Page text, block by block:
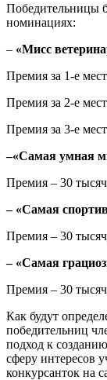
Победительницы
номинациях:
– «Мисс
Премия за 1-е
Премия за 2-е
Премия за 3-е
–«Самая умная
Премия – 30
– «Самая
Премия – 30
– «Самая
Премия – 30
Как будут
победительниц
подход к
сферу интересов
конкурсанток на